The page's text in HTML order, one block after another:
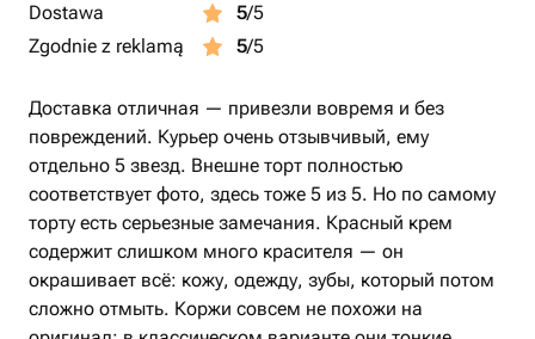
Dostawa
5/5
Zgodnie z reklamą
5/5
Доставка отличная — привезли вовремя и без
повреждений. Курьер очень отзывчивый, ему
отдельно 5 звезд. Внешне торт полностью
соответствует фото, здесь тоже 5 из 5. Но по самому
торту есть серьезные замечания. Красный крем
содержит слишком много красителя — он
окрашивает всё: кожу, одежду, зубы, который потом
сложно отмыть. Коржи совсем не похожи на